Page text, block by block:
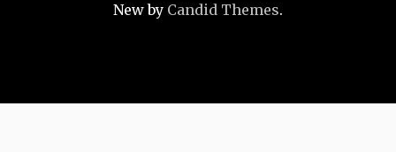
New by Candid Themes.